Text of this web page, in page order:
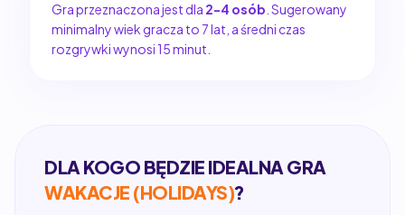
Gra przeznaczona jest dla 2-4 osób . Sugerowany
minimalny wiek gracza to 7 lat, a średni czas
rozgrywki wynosi 15 minut.
DLA KOGO BĘDZIE IDEALNA GRA
WAKACJE (HOLIDAYS)?